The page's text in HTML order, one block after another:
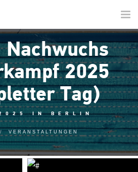
Nachwuchs
2025
Tag)
IN BERLIN
VERANSTALTUNGEN